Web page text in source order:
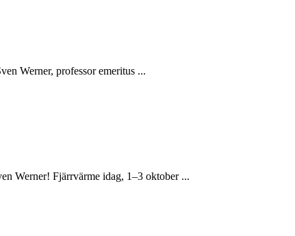
Werner, professor emeritus ...
Werner! Fjärrvärme idag, 1–3 oktober ...